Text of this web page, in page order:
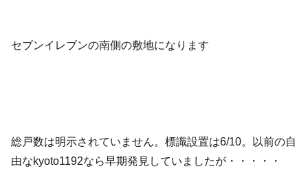
セブンイレブンの南側の敷地になります
総戸数は明示されていません。標識設置は6/10。以前の自
由なkyoto1192なら早期発見していましたが・・・・・